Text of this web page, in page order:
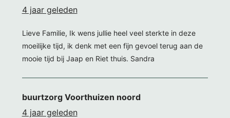
4 jaar geleden
Lieve Familie, Ik wens jullie heel veel sterkte in deze
moeilijke tijd, ik denk met een fijn gevoel terug aan de
mooie tijd bij Jaap en Riet thuis. Sandra
buurtzorg Voorthuizen noord
4 jaar geleden